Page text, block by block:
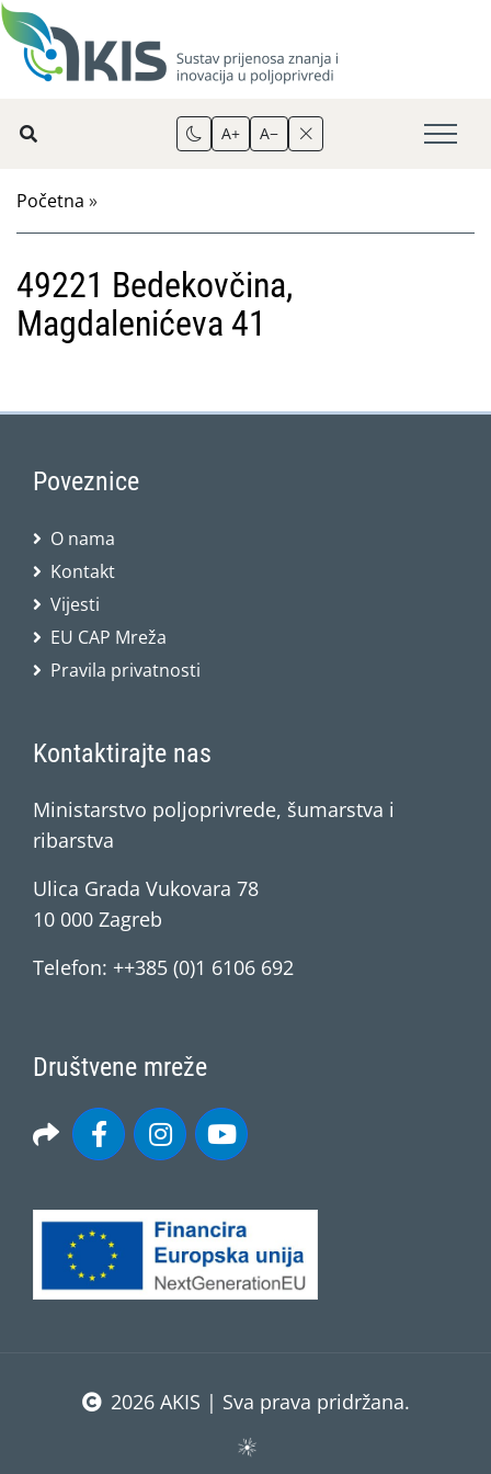
A+ A−
Početna »
49221 Bedekovčina,
Magdalenićeva 41
Poveznice
O nama
Kontakt
Vijesti
EU CAP Mreža
Pravila privatnosti
Kontaktirajte nas
Ministarstvo poljoprivrede, šumarstva i
ribarstva
Ulica Grada Vukovara 78
10 000 Zagreb
Telefon: ++385 (0)1 6106 692
Društvene mreže
2026 AKIS | Sva prava pridržana.